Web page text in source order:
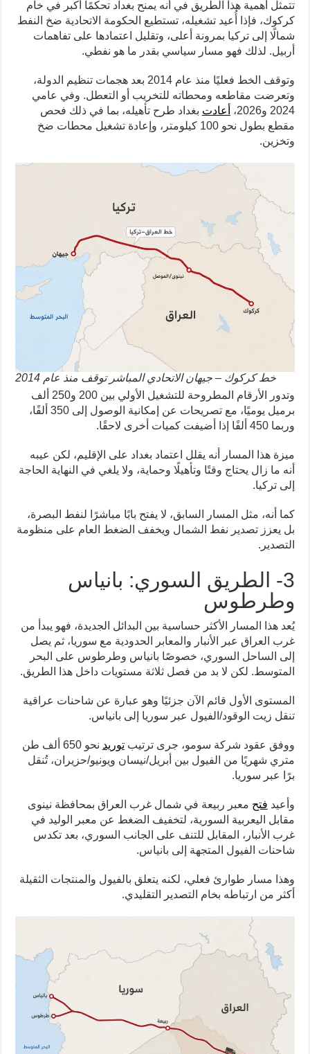
تتمثل أهمية هذا الطريق في أنه يمنح بغداد تحكمًا أكبر في خام
كركوك، فإذا أُعيد تشغيله، تستطيع الحكومة الاتحادية ضخ النفط
شمالًا إلى تركيا بمرونة أعلى، وتقليل اعتمادها على تفاهمات
أربيل. لذلك فهو مسار سياسي بقدر ما هو نفطي.
وتوقف الخط فعليًا منذ عام 2014 بعد هجمات تنظيم الدولة،
وتعرضت مقاطعه ومحطاته للتخريب أو التعطل. وفي عامي
2024 و2026،
أعادت بغداد طرح تأهيله، بما في ذلك فحص
مقطع بطول نحو 100 كيلومتر، وإعادة تشغيل محطات ضخ
وتخزين.
خط كركوك – جيهان الاتحادي المباشر توقف منذ عام 2014
وتدور الأرقام المطروحة للتشغيل الأولي بين 200 و250 ألف
برميل يوميًا، مع تصريحات عن إمكانية الوصول إلى 350 ألفًا،
وربما 450 ألفًا إذا أضيفت كميات أخرى لاحقًا.
ميزة هذا المسار أنه يقلل اعتماد بغداد على الإقليم، لكن عيبه
أنه ما زال يحتاج وقتًا وتأهيلًا وحماية، ولا يلغي في النهاية الحاجة
إلى تركيا.
كما أنه، مثل المسار السابق، لا يفتح بابًا مباشرًا لنفط البصرة،
بل يعزز تصدير نفط الشمال ويخفف الضغط العام على منظومة
التصدير.
3- الطريق السوري: بانياس
وطرطوس
يُعد هذا المسار الأكثر حساسية بين البدائل الجديدة، فهو يبدأ من
غرب العراق عبر الأنبار والمعابر الحدودية مع سوريا، ثم يصل
إلى الساحل السوري، خصوصًا بانياس وطرطوس على البحر
المتوسط. لكن لا بد من فصل ثلاثة مستويات داخل هذا الطريق.
المستوى الأول قائم الآن جزئيًا وهو عبارة عن شاحنات عراقية
تنقل زيت الوقود/الفيول عبر سوريا إلى بانياس.
ووفق عقود شركة سومو، جرى ترتيبتوريد
نحو 650 ألف طن
متري شهريًا من الفيول بين أبريل/نيسان ويونيو/حزيران، تُنقل
برًا عبر سوريا.
وأعيد فتح معبر ربيعة في شمال غرب العراق بمحافظة نينوى
مقابل اليعربية السورية، لتخفيف الضغط عن معبر الوليد في
غرب الأنبار، المقابل للتنف على الجانب السوري، بعد تكدس
شاحنات الفيول المتجهة إلى بانياس.
وهذا مسار طوارئ فعلي، لكنه يتعلق بالفيول والمنتجات الثقيلة
أكثر من ارتباطه بخام التصدير التقليدي.